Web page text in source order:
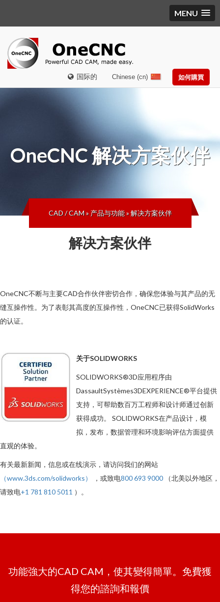
MENU
国际的 如何購買
Chinese (cn)
OneCNC解决方案伙伴
CAD / CAM» 产品与功能»解决方案伙伴
解决方案伙伴
OneCNC不断与主要CAD合作伙伴密切合作，确保您体验与其产品的无
缝互操作性。为了表彰其高度的互操作性，OneCNC已获得SolidWorks
的认证。
关于SOLIDWORKS
SOLIDWORKS®3D应用程序由
DassaultSystèmes3DEXPERIENCE®平台提供
支持，可帮助数百万工程师和设计师通过创新
获得成功。 SOLIDWORKS在产品设计，模
拟，发布，数据管理和环境影响评估方面提供
直观的体验。
有关最新新闻，信息或在线演示，请访问我们的网站
（www.3ds.com/solidworks）
，或致电800 693 9000 （北美以外地区，
请致电+1 781 810 5011 ）。
功能強大的CAD CAM，使其變得簡單。免費獲
得您的諮詢和報價